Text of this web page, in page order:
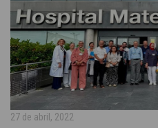
27 de abril, 2022